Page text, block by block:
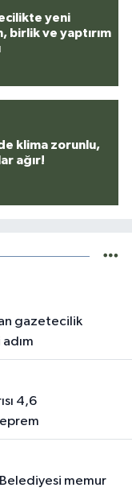
yeni
birlik ve yaptırım
klima zorunlu,
ağır!